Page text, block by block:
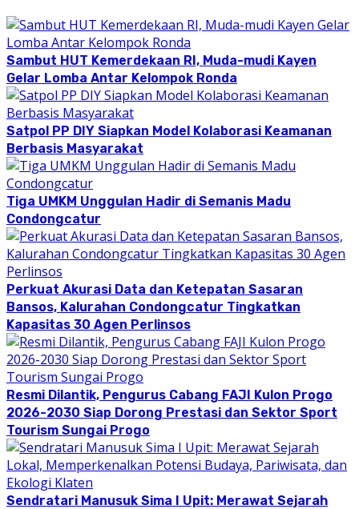
Sambut HUT Kemerdekaan RI, Muda-mudi Kayen
Gelar Lomba Antar Kelompok Ronda
Satpol PP DIY Siapkan Model Kolaborasi Keamanan
Berbasis Masyarakat
Tiga UMKM Unggulan Hadir di Semanis Madu
Condongcatur
Perkuat Akurasi Data dan Ketepatan Sasaran
Bansos, Kalurahan Condongcatur Tingkatkan
Kapasitas 30 Agen Perlinsos
Resmi Dilantik, Pengurus Cabang FAJI Kulon Progo
2026-2030 Siap Dorong Prestasi dan Sektor Sport
Tourism Sungai Progo
Sendratari Manusuk Sima I Upit: Merawat Sejarah